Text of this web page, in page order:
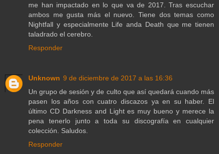
me han impactado en lo que va de 2017. Tras escuchar
ambos me gusta más el nuevo. Tiene dos temas como
Nightfall y especialmente Life anda Death que me tienen
taladrado el cerebro.
Responder
Unknown 9 de diciembre de 2017 a las 16:36
Un grupo de sesión y de culto que así quedará cuando más
pasen los años con cuatro discazos ya en su haber. El
último CD Darkness and Light es muy bueno y merece la
pena tenerlo junto a toda su discografía en cualquier
colección. Saludos.
Responder